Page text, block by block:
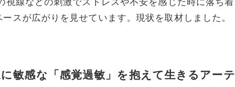
線などの刺激でストレスや不安を感じた時に落ち着
スが広がりを見せています。現状を取材しました。
敏感な「感覚過敏」を抱えて生きるアーテ